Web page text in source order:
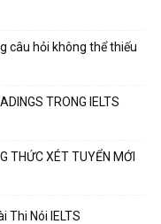
câu hỏi không thể thiếu
TRONG IELTS
THỨC XÉT TUYỂN MỚI
Thi Nói IELTS